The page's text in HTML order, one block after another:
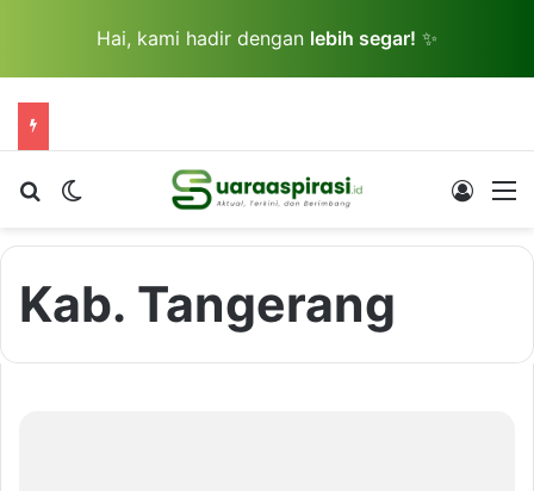
Hai, kami hadir dengan lebih segar! ✨
Cari berita...Switch skin Log In
Kab. Tangerang